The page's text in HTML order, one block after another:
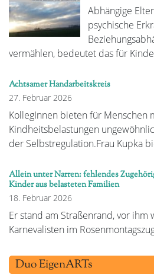
Abhängige
psychische
vermählen, bedeutet das für
Achtsamer Handarbeitskreis
27. Februar 2026
KollegInnen bieten für Menschen
Kindheitsbelastungen
der Selbstregulation.Frau Kupka
Allein unter Narren: fehlendes
Kinder aus belasteten Familien
18. Februar 2026
Er stand am Straßenrand, vor ihm
Karnevalisten im
Duo EigenARTs